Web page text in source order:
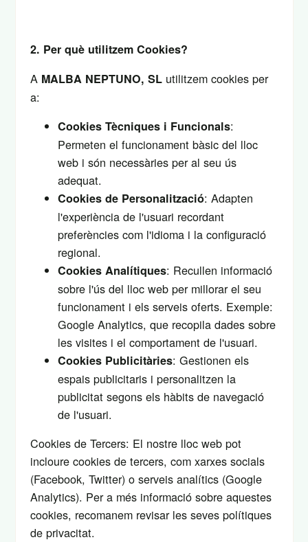
2. Per què utilitzem Cookies?
A MALBA NEPTUNO, SLutilitzem cookies per
a:
Cookies Tècniques i Funcionals:
Permeten el funcionament bàsic del lloc
web i són necessàries per al seu ús
adequat.
Cookies de Personalització: Adapten
l'experiència de l'usuari recordant
preferències com l'idioma i la configuració
regional.
Cookies Analítiques: Recullen informació
sobre l'ús del lloc web per millorar el seu
funcionament i els serveis oferts. Exemple:
Google Analytics, que recopila dades sobre
les visites i el comportament de l'usuari.
Cookies Publicitàries: Gestionen els
espais publicitaris i personalitzen la
publicitat segons els hàbits de navegació
de l'usuari.
Cookies de Tercers: El nostre lloc web pot
incloure cookies de tercers, com xarxes socials
(Facebook, Twitter) o serveis analítics (Google
Analytics). Per a més informació sobre aquestes
cookies, recomanem revisar les seves polítiques
de privacitat.